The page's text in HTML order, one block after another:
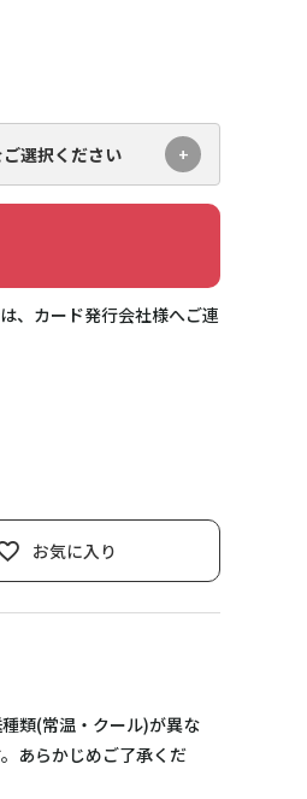
ご選択ください
、カード発行会社様へご連
お気に入り
類(常温・クール)が異な
あらかじめご了承くだ